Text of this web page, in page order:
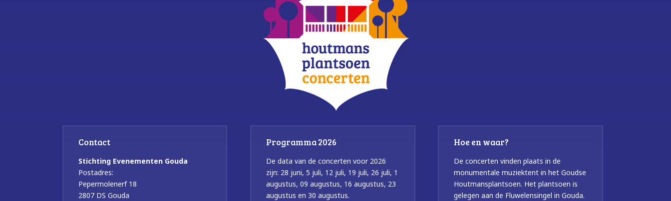
Contact
Stichting Evenementen Gouda
Postadres:
Pepermolenerf 18
2807 DS Gouda
Programma 2026
De data van de concerten voor 2026
zijn: 28 juni, 5 juli, 12 juli, 19 juli, 26 juli, 1
augustus, 09 augustus, 16 augustus, 23
augustus en 30 augustus.
Hoe en waar?
De concerten vinden plaats in de
monumentale muziektent in het Goudse
Houtmansplantsoen. Het plantsoen is
gelegen aan de Fluwelensingel in Gouda.